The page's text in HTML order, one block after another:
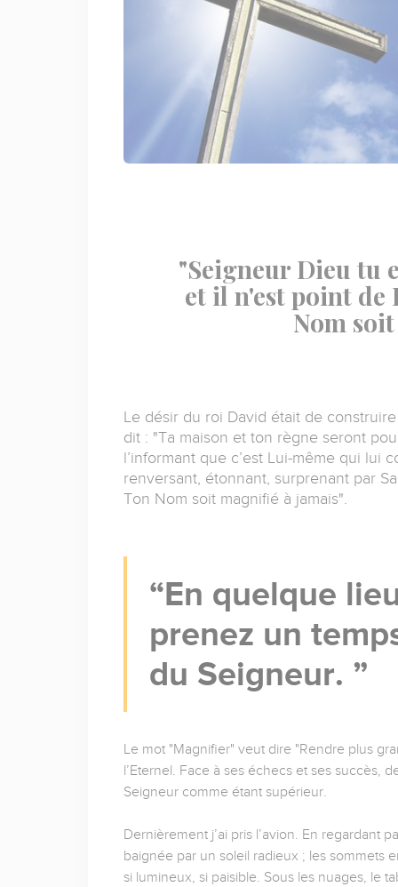
"Seigneur Dieu tu
et il n'est point de
Nom
Le désir du roi David était de
dit : "Ta maison et ton règne seront
l’informant que c’est Lui-même qui lui
renversant, étonnant, surprenant par
Ton Nom soit magnifié à jamais".
En quelque
prenez un
du Seigneur.
Le mot "Magnifier" veut dire "Rendre plus
l’Eternel. Face à ses échecs et ses succès,
Seigneur comme étant supérieur.
Dernièrement j’ai pris l’avion. En regardant
baignée par un soleil radieux ; les sommets
si lumineux, si paisible. Sous les nuages, le